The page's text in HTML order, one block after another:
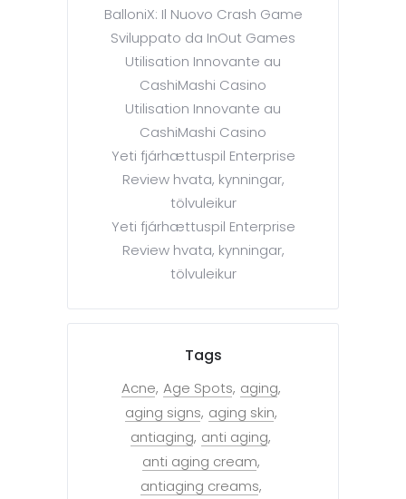
BalloniX: Il Nuovo Crash Game
Sviluppato da InOut Games
Utilisation Innovante au
CashiMashi Casino
Utilisation Innovante au
CashiMashi Casino
Yeti fjárhættuspil Enterprise
Review hvata, kynningar,
tölvuleikur
Yeti fjárhættuspil Enterprise
Review hvata, kynningar,
tölvuleikur
Tags
Acne Age Spots aging
aging signs aging skin
antiaging anti aging
anti aging cream
antiaging creams